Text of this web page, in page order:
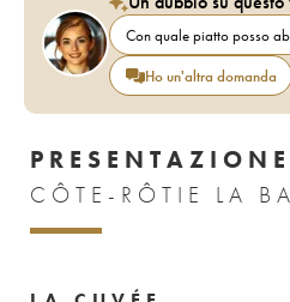
Con quale piatto posso
Ho un'altra domanda
PRESENTAZIONE